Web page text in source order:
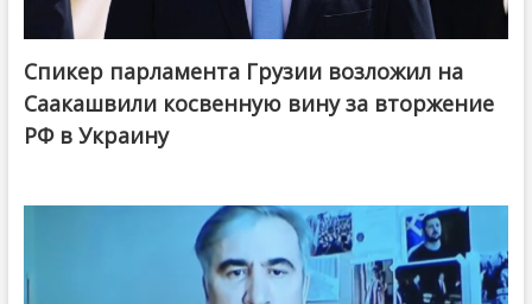
Спикер парламента Грузии возложил на
Саакашвили косвенную вину за вторжение
РФ в Украину